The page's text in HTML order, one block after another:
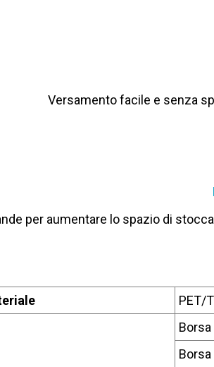
Versamento facile e senza
per aumentare lo spazio di
PET/